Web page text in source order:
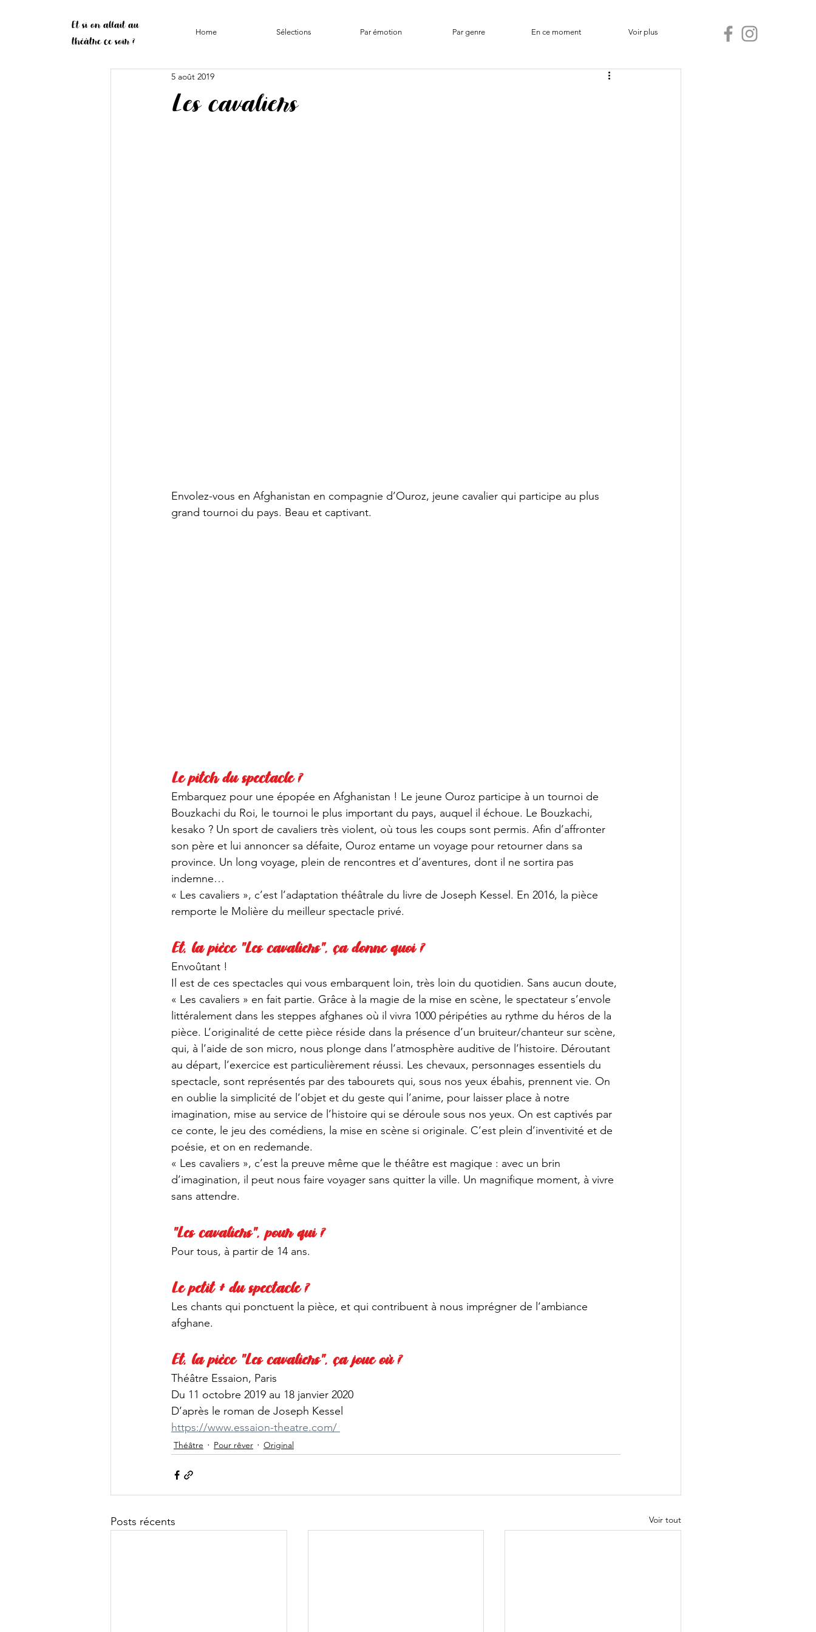
Et si on allait au
théâtre ce soir ?
Home Sélections Par émotion Par genre En ce moment Voir plus
Les cavaliers
5 août 2019
Envolez-vous en Afghanistan en compagnie d’Ouroz, jeune cavalier qui participe au plus
grand tournoi du pays. Beau et captivant.
Le pitch du spectacle ?
Embarquez pour une épopée en Afghanistan ! Le jeune Ouroz participe à un tournoi de
Bouzkachi du Roi, le tournoi le plus important du pays, auquel il échoue. Le Bouzkachi,
kesako ? Un sport de cavaliers très violent, où tous les coups sont permis. Afin d’affronter
son père et lui annoncer sa défaite, Ouroz entame un voyage pour retourner dans sa
province. Un long voyage, plein de rencontres et d’aventures, dont il ne sortira pas
indemne…
« Les cavaliers », c’est l’adaptation théâtrale du livre de Joseph Kessel. En 2016, la pièce
remporte le Molière du meilleur spectacle privé.
Et, la pièce "Les cavaliers", ça donne quoi ?
Envoûtant !
Il est de ces spectacles qui vous embarquent loin, très loin du quotidien. Sans aucun doute,
« Les cavaliers » en fait partie. Grâce à la magie de la mise en scène, le spectateur s’envole
littéralement dans les steppes afghanes où il vivra 1000 péripéties au rythme du héros de la
pièce. L’originalité de cette pièce réside dans la présence d’un bruiteur/chanteur sur scène,
qui, à l’aide de son micro, nous plonge dans l’atmosphère auditive de l’histoire. Déroutant
au départ, l’exercice est particulièrement réussi. Les chevaux, personnages essentiels du
spectacle, sont représentés par des tabourets qui, sous nos yeux ébahis, prennent vie. On
en oublie la simplicité de l’objet et du geste qui l’anime, pour laisser place à notre
imagination, mise au service de l’histoire qui se déroule sous nos yeux. On est captivés par
ce conte, le jeu des comédiens, la mise en scène si originale. C’est plein d’inventivité et de
poésie, et on en redemande.
« Les cavaliers », c’est la preuve même que le théâtre est magique : avec un brin
d’imagination, il peut nous faire voyager sans quitter la ville. Un magnifique moment, à vivre
sans attendre.
"Les cavaliers", pour qui ?
Pour tous, à partir de 14 ans.
Le petit + du spectacle ?
Les chants qui ponctuent la pièce, et qui contribuent à nous imprégner de l’ambiance
afghane.
Et, la pièce "Les cavaliers", ça joue où ?
Théâtre Essaion, Paris
Du 11 octobre 2019 au 18 janvier 2020
D’après le roman de Joseph Kessel
https://www.essaion-theatre.com/ ​​​​​​​
Théâtre Pour rêver Original
Posts récents Voir tout